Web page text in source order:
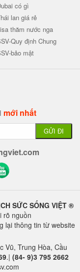
có gì
lan giá rẻ
thăm nước nga
Quy định Chung
bảo mật
mới nhất
GỬI ĐI
SỨC SỐNG VIỆT ®
rõ nguồn
lại thông tin từ website
Vũ, Trung Hòa, Cầu
.| (84- 9)3 795 2662